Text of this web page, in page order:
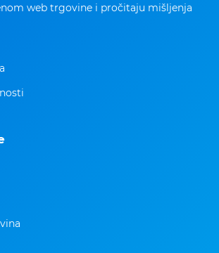
web trgovine i pročitaju mišljenja